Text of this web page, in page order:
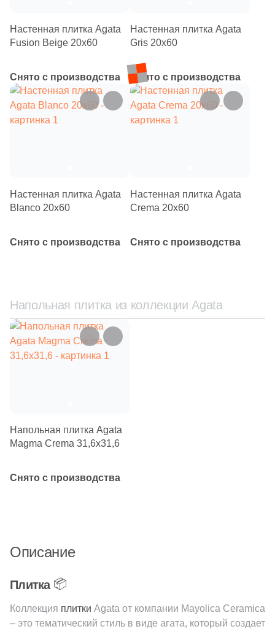
Kerama Marazzi
Altacera
New Trend
Страна
Китай
Индия
Форма
Квадратная
Формы шеврон
Шестиугольная
Восьмиугольная
Настенная плитка Agata
Fusion Beige 20x60
Снято с производства
Настенная плитка Agata
Gris 20x60
Снято с производства
Настенная плитка Agata
Blanco 20x60
Снято с производства
Настенная плитка Agata
Crema 20x60
Снято с производства
Напольная плитка из коллекции Agata
Напольная плитка Agata
Magma Crema 31,6x31,6
Снято с производства
Описание
Плитка 📦
Коллекция плитки Agata от компании Mayolica Ceramica
– это тематический стиль в виде агата, который создает